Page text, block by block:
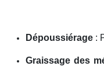
Dépoussiérage :
Graissage des